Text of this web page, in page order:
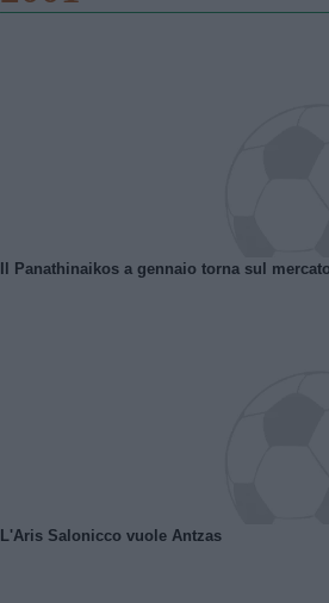
Il Panathinaikos a gennaio torna sul
L'Aris Salonicco vuole Antzas